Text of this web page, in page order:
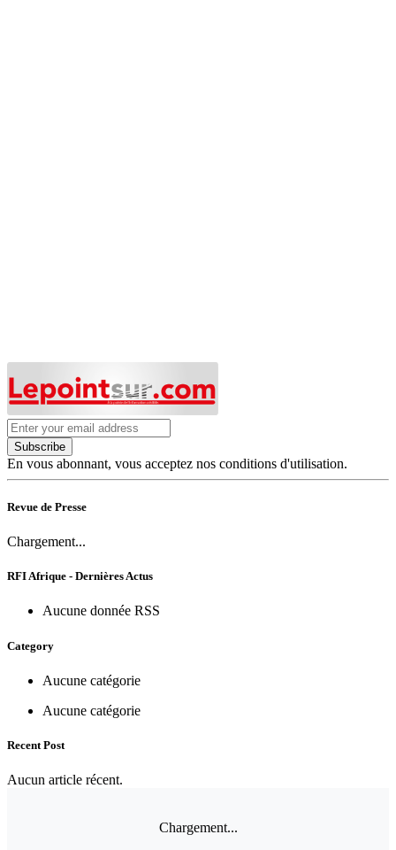
Subscribe
En vous abonnant, vous acceptez nos conditions d'utilisation.
Revue de Presse
Chargement...
RFI Afrique - Dernières Actus
Aucune donnée RSS
Category
Aucune catégorie
Aucune catégorie
Recent Post
Aucun article récent.
Chargement...